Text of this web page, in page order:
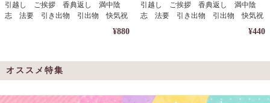
引越し ご挨拶 香典返し 満中陰
志 法要 引き出物 引出物 快気祝
¥880
引越し ご挨拶 香典返し 満中陰
志 法要 引き出物 引出物 快気祝
¥440
オススメ特集